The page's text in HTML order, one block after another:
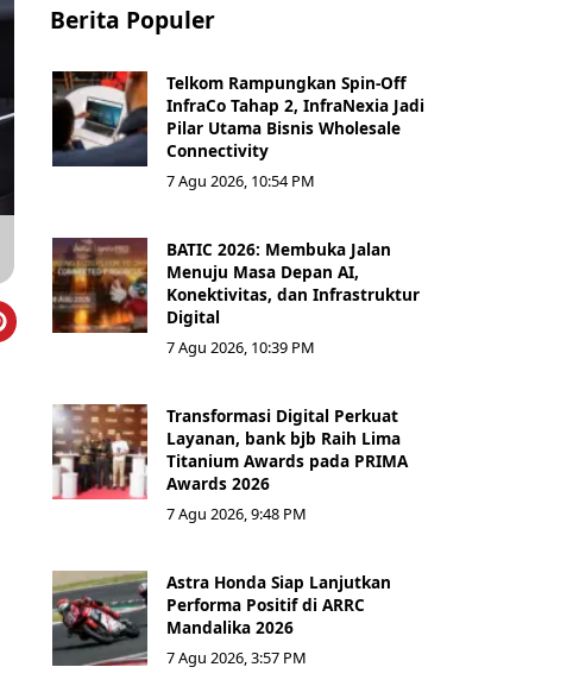
Berita Populer
Telkom Rampungkan Spin-Off
InfraCo Tahap 2, InfraNexia Jadi
Pilar Utama Bisnis Wholesale
Connectivity
7 Agu 2026, 10:54 PM
BATIC 2026: Membuka Jalan
Menuju Masa Depan AI,
Konektivitas, dan Infrastruktur
Digital
7 Agu 2026, 10:39 PM
Transformasi Digital Perkuat
Layanan, bank bjb Raih Lima
Titanium Awards pada PRIMA
Awards 2026
7 Agu 2026, 9:48 PM
Astra Honda Siap Lanjutkan
Performa Positif di ARRC
Mandalika 2026
7 Agu 2026, 3:57 PM